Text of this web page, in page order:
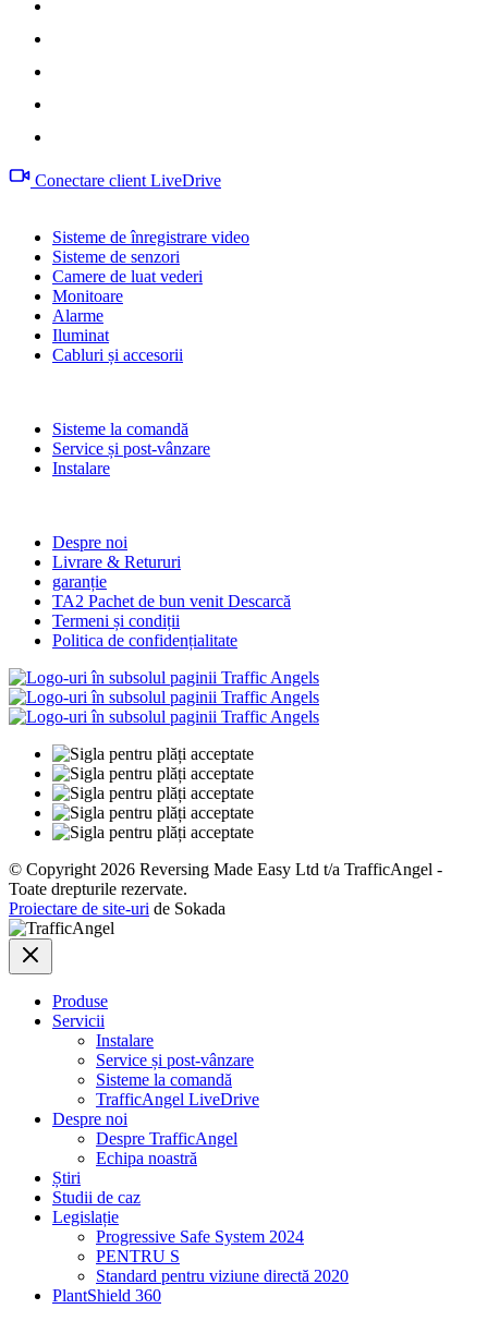
Conectare client LiveDrive
Sisteme de înregistrare video
Sisteme de senzori
Camere de luat vederi
Monitoare
Alarme
Iluminat
Cabluri și accesorii
Sisteme la comandă
Service și post-vânzare
Instalare
Despre noi
Livrare & Retururi
garanție
TA2 Pachet de bun venit Descarcă
Termeni și condiții
Politica de confidențialitate
© Copyright 2026 Reversing Made Easy Ltd t/a TrafficAngel -
Toate drepturile rezervate.
Proiectare de site-uri de Sokada
Produse
Servicii
Instalare
Service și post-vânzare
Sisteme la comandă
TrafficAngel LiveDrive
Despre noi
Despre TrafficAngel
Echipa noastră
Știri
Studii de caz
Legislație
Progressive Safe System 2024
PENTRU S
Standard pentru viziune directă 2020
PlantShield 360